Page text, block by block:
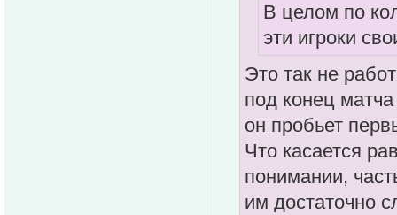
В целом по
эти игроки
Это так не
под конец
он пробьет
Что касается
понимании,
им достаточно